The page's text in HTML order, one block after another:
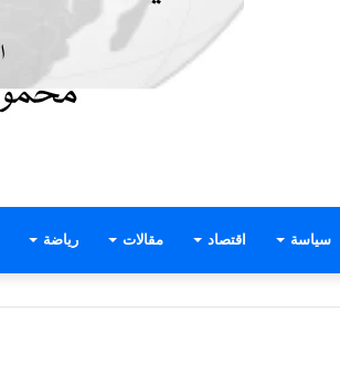
سياسة اقتصاد مقالات رياضة